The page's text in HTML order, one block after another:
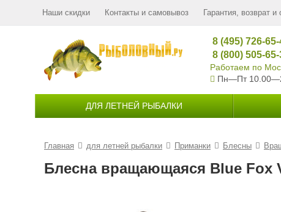
Наши скидки Контакты и самовывоз Гарантия, возврат и
8 (495) 726-
8 (800) 505-
Работаем по
Пн—Пт
ДЛЯ ЛЕТНЕЙ РЫБАЛКИ
Главная для летней рыбалки Приманки Блесны
Блесна вращающаяся Blue Fox